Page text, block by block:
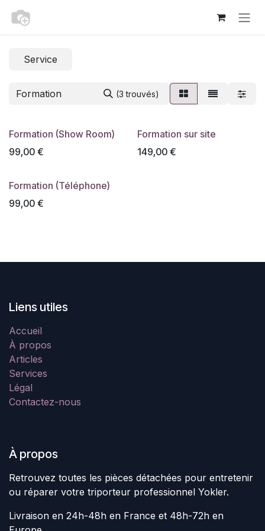
Service
(3 trouvés)
Formation (Show Room)
99,00 €
Formation sur site
149,00€
Formation (Téléphone)
99,00 €
Liens utiles
Accueil
À propos
Articles
Services
Légal
Contactez-nous
À propos
Retrouvez toutes les pièces détachées pour entretenir
ou réparer votre triporteur professionnel Yokler.
Livraison en 24h-48h en France et 48h-72h en